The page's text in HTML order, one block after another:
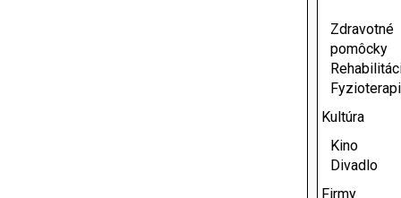
Zdravotné
pomôcky
Kultúra
Kino
Divadlo
Firmy